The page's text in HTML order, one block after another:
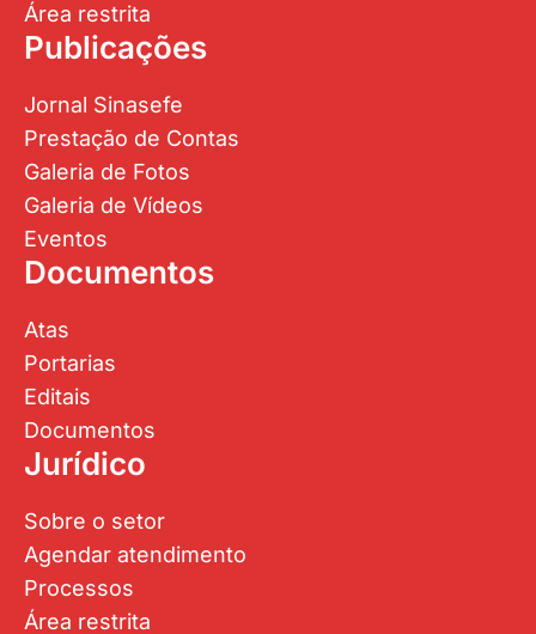
Área restrita
Publicações
Jornal Sinasefe
Prestação de Contas
Galeria de Fotos
Galeria de Vídeos
Eventos
Documentos
Atas
Portarias
Editais
Documentos
Jurídico
Sobre o setor
Agendar atendimento
Processos
Área restrita